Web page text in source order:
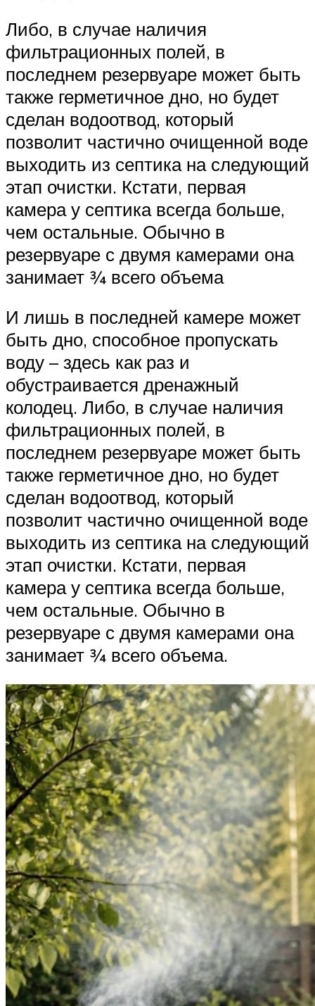
Либо, в случае наличия
фильтрационных полей, в
последнем резервуаре может быть
также герметичное дно, но будет
сделан водоотвод, который
позволит частично очищенной воде
выходить из септика на следующий
этап очистки. Кстати, первая
камера у септика всегда больше,
чем остальные. Обычно в
резервуаре с двумя камерами она
занимает ¾ всего объема
И лишь в последней камере может
быть дно, способное пропускать
воду – здесь как раз и
обустраивается дренажный
колодец. Либо, в случае наличия
фильтрационных полей, в
последнем резервуаре может быть
также герметичное дно, но будет
сделан водоотвод, который
позволит частично очищенной воде
выходить из септика на следующий
этап очистки. Кстати, первая
камера у септика всегда больше,
чем остальные. Обычно в
резервуаре с двумя камерами она
занимает ¾ всего объема.